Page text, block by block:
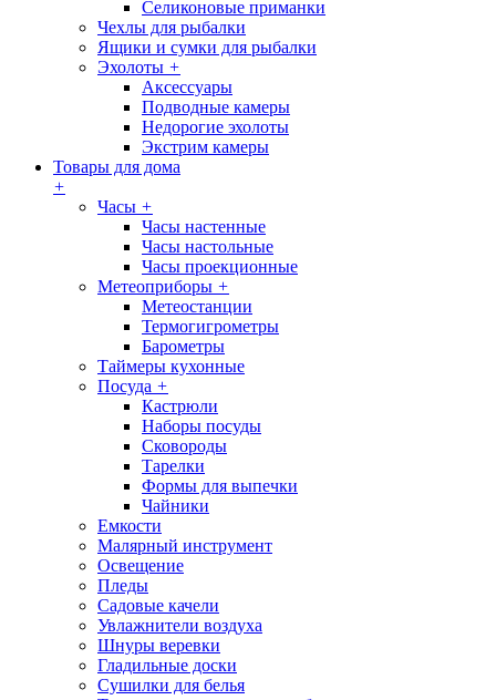
Селиконовые приманки
Чехлы для рыбалки
Ящики и сумки для рыбалки
Эхолоты +
Аксессуары
Подводные камеры
Недорогие эхолоты
Экстрим камеры
Товары для дома
+
Часы +
Часы настенные
Часы настольные
Часы проекционные
Метеоприборы +
Метеостанции
Термогигрометры
Барометры
Таймеры кухонные
Посуда +
Кастрюли
Наборы посуды
Сковороды
Тарелки
Формы для выпечки
Чайники
Емкости
Малярный инструмент
Освещение
Пледы
Садовые качели
Увлажнители воздуха
Шнуры веревки
Гладильные доски
Сушилки для белья